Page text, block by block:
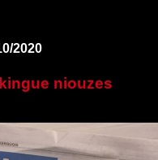
2020
niouzes